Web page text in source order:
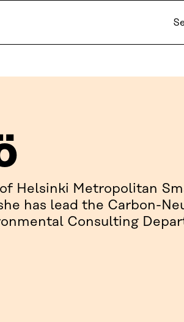
Helsinki Metropolitan
has lead the Carbon-
Consulting